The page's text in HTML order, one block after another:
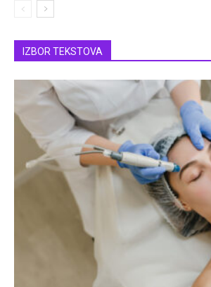
IZBOR TEKSTOVA